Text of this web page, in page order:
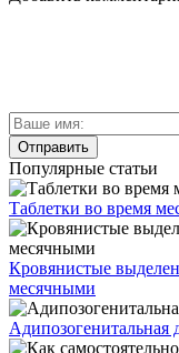
Популярные статьи
Таблетки во время
Кровянистые
месячными
Адипозогенитальная